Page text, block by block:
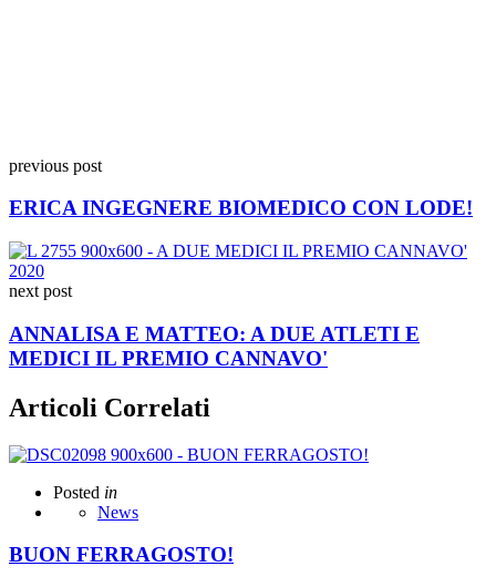
previous post
ERICA INGEGNERE BIOMEDICO CON LODE!
next post
ANNALISA E MATTEO: A DUE ATLETI E
MEDICI IL PREMIO CANNAVO'
Articoli Correlati
Posted in
News
BUON FERRAGOSTO!